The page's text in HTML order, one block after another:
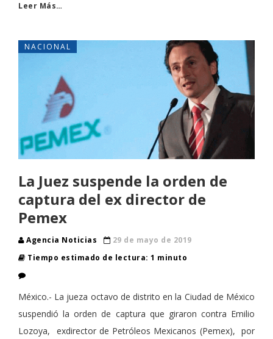
Leer Más…
NACIONAL
La Juez suspende la orden de
captura del ex director de
Pemex
Agencia Noticias
29 de mayo de 2019
Tiempo estimado de lectura: 1 minuto
México.- La jueza octavo de distrito en la Ciudad de México
suspendió la orden de captura que giraron contra Emilio
Lozoya, exdirector de Petróleos Mexicanos (Pemex), por